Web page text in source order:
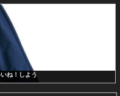
ね！しよう